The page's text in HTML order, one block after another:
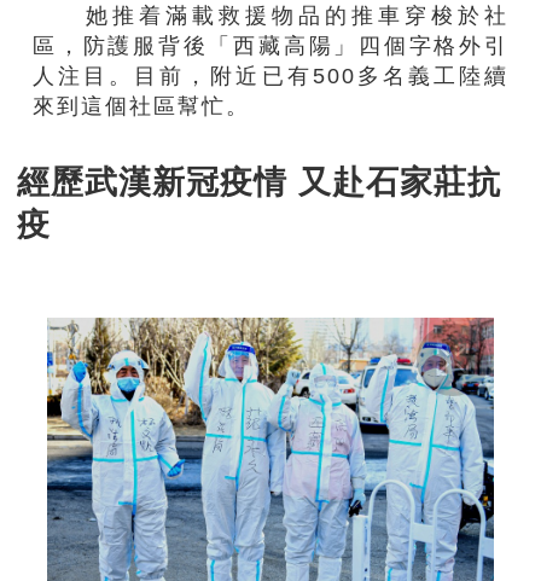
她推着滿載救援物品的推車穿梭於社
區 ，防護服背後「西藏高陽」四個字格外引
人注目。目前， 附近 已有500多名 義工 陸續
來到這個社區幫忙。
經歷武漢新冠疫情又赴石家莊抗
疫